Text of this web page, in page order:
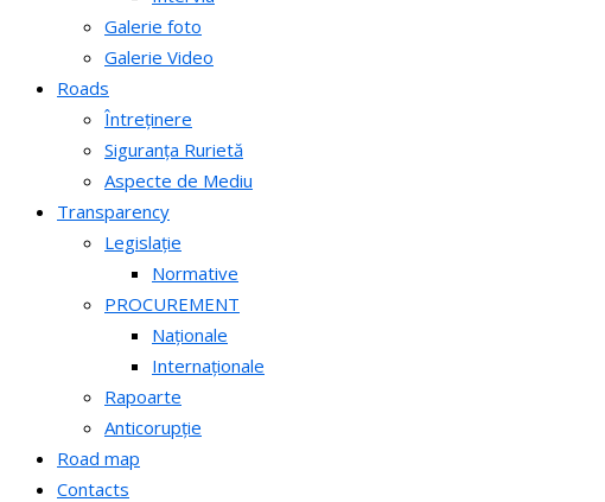
Galerie foto
Galerie Video
Roads
Întreținere
Siguranța Rurietă
Aspecte de Mediu
Transparency
Legislație
Normative
PROCUREMENT
Naționale
Internaționale
Rapoarte
Anticorupție
Road map
Contacts